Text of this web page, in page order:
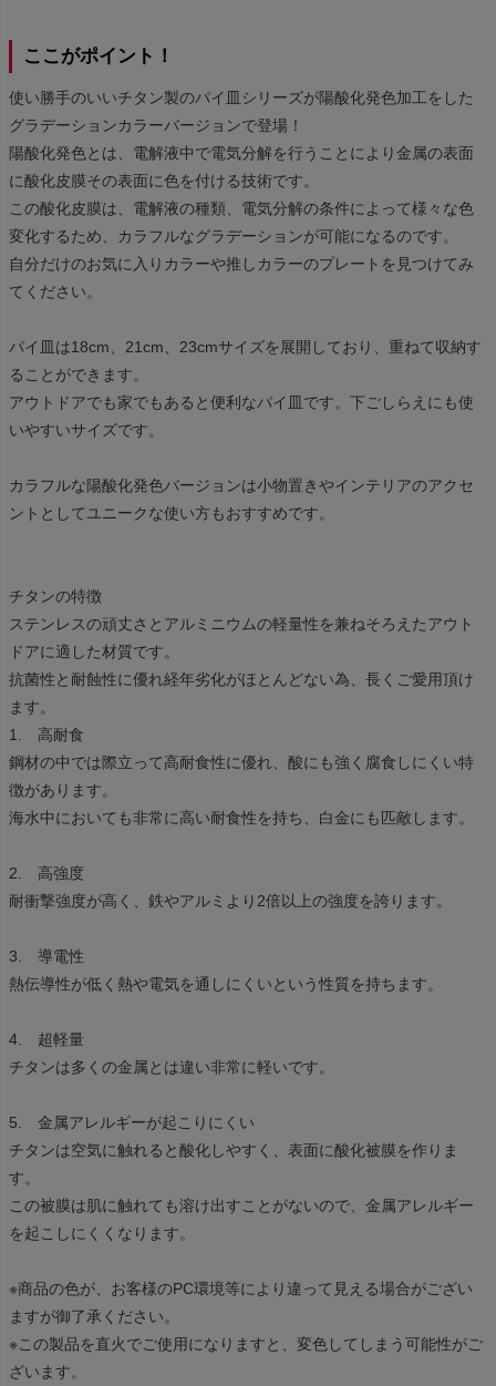
ここがポイント！
使い勝手のいいチタン製のパイ皿シリーズが陽酸化発色加工をした
グラデーションカラーバージョンで登場！
陽酸化発色とは、電解液中で電気分解を行うことにより金属の表面
に酸化皮膜その表面に色を付ける技術です。
この酸化皮膜は、電解液の種類、電気分解の条件によって様々な色
変化するため、カラフルなグラデーションが可能になるのです。
自分だけのお気に入りカラーや推しカラーのプレートを見つけてみ
てください。
パイ皿は18cm、21cm、23cmサイズを展開しており、重ねて収納す
ることができます。
アウトドアでも家でもあると便利なパイ皿です。下ごしらえにも使
いやすいサイズです。
カラフルな陽酸化発色バージョンは小物置きやインテリアのアクセ
ントとしてユニークな使い方もおすすめです。
チタンの特徴
ステンレスの頑丈さとアルミニウムの軽量性を兼ねそろえたアウト
ドアに適した材質です。
抗菌性と耐蝕性に優れ経年劣化がほとんどない為、長くご愛用頂け
ます。
1. 高耐食
鋼材の中では際立って高耐食性に優れ、酸にも強く腐食しにくい特
徴があります。
海水中においても非常に高い耐食性を持ち、白金にも匹敵します。
2. 高強度
耐衝撃強度が高く、鉄やアルミより2倍以上の強度を誇ります。
3. 導電性
熱伝導性が低く熱や電気を通しにくいという性質を持ちます。
4. 超軽量
チタンは多くの金属とは違い非常に軽いです。
5. 金属アレルギーが起こりにくい
チタンは空気に触れると酸化しやすく、表面に酸化被膜を作りま
す。
この被膜は肌に触れても溶け出すことがないので、金属アレルギー
を起こしにくくなります。
※商品の色が、お客様のPC環境等により違って見える場合がござい
ますが御了承ください。
※この製品を直火でご使用になりますと、変色してしまう可能性がご
ざいます。